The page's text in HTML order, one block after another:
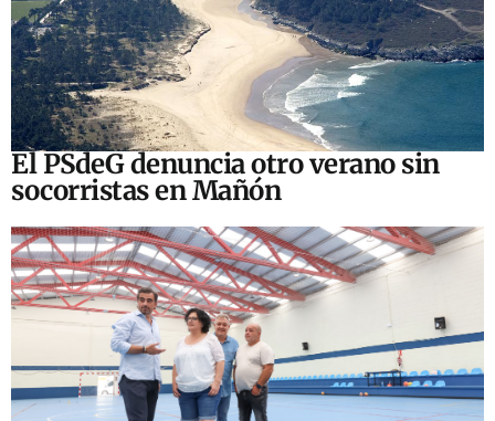
El PSdeG denuncia otro verano sin
socorristas en Mañón